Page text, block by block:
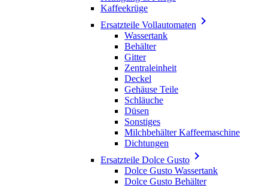
Kaffeekrüge
Ersatzteile Vollautomaten 
Wassertank
Behälter
Gitter
Zentraleinheit
Deckel
Gehäuse Teile
Schläuche
Düsen
Sonstiges
Milchbehälter Kaffeemaschine
Dichtungen
Ersatzteile Dolce Gusto 
Dolce Gusto Wassertank
Dolce Gusto Behälter